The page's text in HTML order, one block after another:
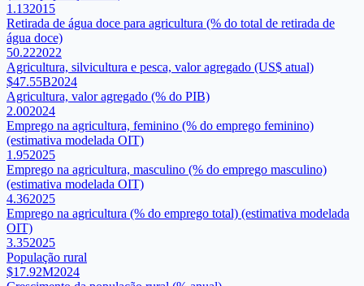
1.132015
Retirada de água doce para agricultura (% do total de retirada de
água doce)
50.222022
Agricultura, silvicultura e pesca, valor agregado (US$ atual)
$47.55B2024
Agricultura, valor agregado (% do PIB)
2.002024
Emprego na agricultura, feminino (% do emprego feminino)
(estimativa modelada OIT)
1.952025
Emprego na agricultura, masculino (% do emprego masculino)
(estimativa modelada OIT)
4.362025
Emprego na agricultura (% do emprego total) (estimativa modelada
OIT)
3.352025
População rural
$17.92M2024